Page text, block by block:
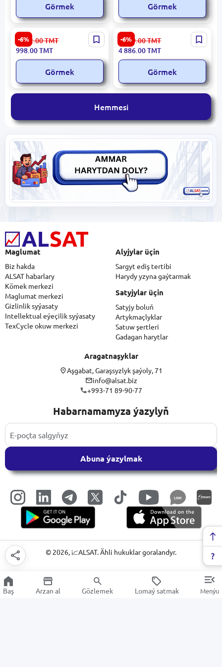
Görmek Görmek
-6%
Xiaomi DEM-ZQ610 | Bugy
Arassalaýjy 1700W 230ml
Ak
1 062.00TMT
998.00TMT
Görmek
-6%
Xiaomi WWRXW66 | Penjire
Arassalaýjy Robot 650mAh
5 199.00TMT
4 886.00TMT
Görmek
Hemmesi
Maglumat
Biz hakda
ALSAT habarlary
Kömek merkezi
Maglumat merkezi
Gizlinlik syýasaty
Intellektual eýeçilik syýasaty
TexCycle okuw merkezi
Alyjylar üçin
Sargyt ediş tertibi
Harydy yzyna gaýtarmak
Satyjylar üçin
Satyjy boluň
Artykmaçlyklar
Satuw şertleri
Gadagan harytlar
Aragatnaşyklar
Aşgabat, Garaşsyzlyk şaýoly, 71
info@alsat.biz
+993-71 89-90-77
Habarnamamyza ýazylyň
Abuna ýazylmak
LINK
© 2026, 📈ALSAT. Ähli hukuklar goralandyr.
Baş Arzan al Gözlemek Lomaý satmak Menýu